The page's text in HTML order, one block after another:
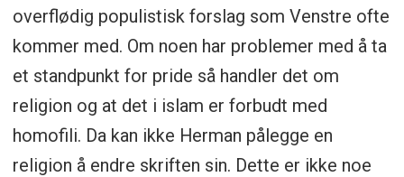
overflødig populistisk forslag som Venstre ofte
kommer med. Om noen har problemer med å ta
et standpunkt for pride så handler det om
religion og at det i islam er forbudt med
homofili. Da kan ikke Herman pålegge en
religion å endre skriften sin. Dette er ikke noe